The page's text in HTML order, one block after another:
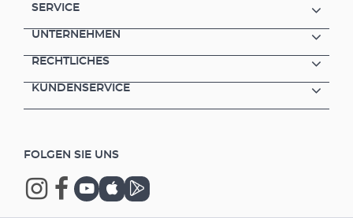
zur effektiven CO2-Zugabe CO2-Set für
Langzeittest mit Indikatorflüssigkeit zur
Gehalts im Aquarium 5fach-
Ausgangswasserwerte Sichere werkzeugfreie
Montage Optionales Zubehör (nicht
Garantie
SERVICE
UNTERNEHMEN
RECHTLICHES
KUNDENSERVICE
FOLGEN SIE UNS